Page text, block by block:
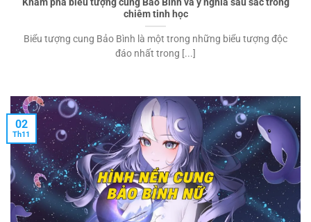
Khám phá biểu tượng cung Bảo Bình và ý nghĩa sâu sắc trong
chiêm tinh học
Biểu tượng cung Bảo Bình là một trong những biểu tượng độc
đáo nhất trong [...]
02
Th11